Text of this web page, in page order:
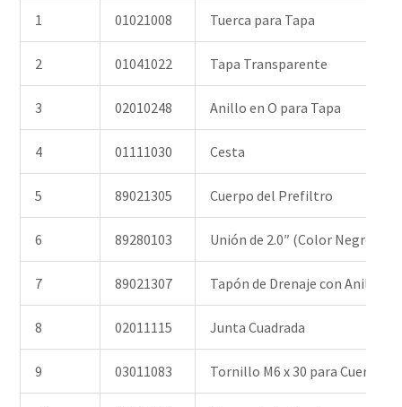
1 01021008 Tuerca para Tapa
2 01041022 Tapa Transparente
3 02010248 Anillo en O para Tapa
4 01111030 Cesta
5 89021305 Cuerpo del Prefiltro
6 89280103 Unión de 2.0″ (Color Negro/
7 89021307 Tapón de Drenaje con Anillo en
8 02011115 Junta Cuadrada
9 03011083 Tornillo M6 x 30 para Cuerpo